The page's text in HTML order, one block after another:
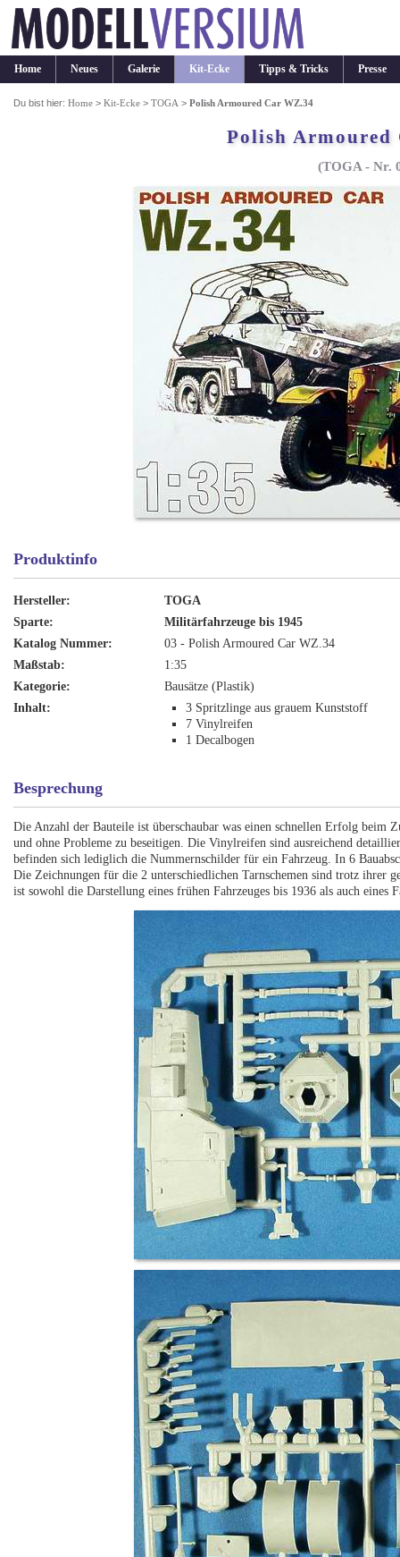
Home Neues Galerie Kit-Ecke Tipps & Tricks Presse
Du bist hier:Home >Kit-Ecke >TOGA >Polish Armoured Car WZ.34
Polish Armoured
(TOGA - Nr.
Produktinfo
Hersteller:
TOGA
Sparte:
Militärfahrzeuge bis 1945
Katalog Nummer:
03 - Polish Armoured Car WZ.34
Maßstab:
1:35
Kategorie:
Bausätze (Plastik)
Inhalt:
3 Spritzlinge aus grauem Kunststoff
7 Vinylreifen
1 Decalbogen
Besprechung
Die Anzahl der Bauteile ist überschaubar was einen schnellen Erfolg beim
und ohne Probleme zu beseitigen. Die Vinylreifen sind ausreichend
befinden sich lediglich die Nummernschilder für ein Fahrzeug. In 6
Die Zeichnungen für die 2 unterschiedlichen Tarnschemen sind trotz ihrer
ist sowohl die Darstellung eines frühen Fahrzeuges bis 1936 als auch eines